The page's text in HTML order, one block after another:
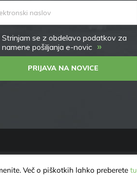
Strinjam se z obdelavo podatkov za
namene pošiljanja e-novic »
PRIJAVA NA NOVICE
Več o piškotkih lahko preberete tu